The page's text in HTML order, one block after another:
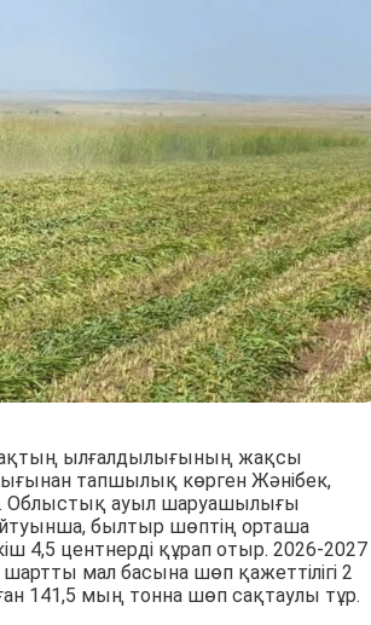
ылғалдылығының жақсы
тапшылық көрген Жәнібек,
Облыстық ауыл шаруашылығы
былтыр шөптің орташа
4,5 центнерді құрап отыр. 2026-2027
мал басына шөп қажеттілігі 2
141,5 мың тонна шөп сақтаулы тұр.